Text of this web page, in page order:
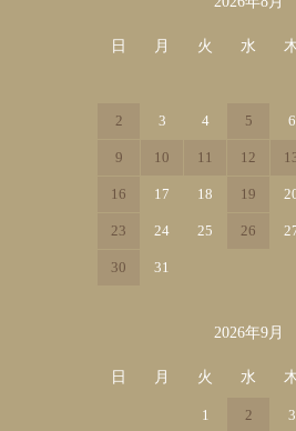
日 月 火 水
2 3 4 5 6
9 10 11 12
16 17 18 19
23 24 25 26
30 31
2026年9月
日 月 火 水
1 2 3